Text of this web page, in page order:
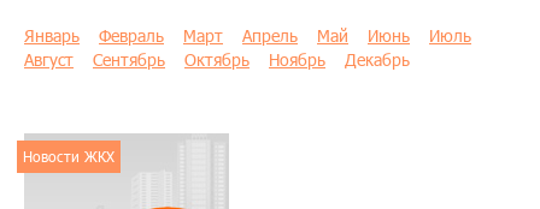
Январь Февраль Март Апрель Май Июнь
Июль
Август
Сентябрь Октябрь Ноябрь Декабрь
Новости ЖКХ